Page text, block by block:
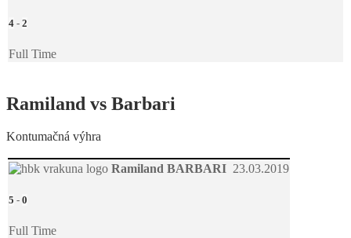
4 - 2
Full Time
Ramiland vs Barbari
Kontumačná výhra
Ramiland BARBARI 23.03.2019
5 - 0
Full Time